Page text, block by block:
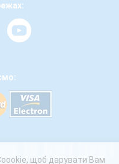
щоб дарувати Вам